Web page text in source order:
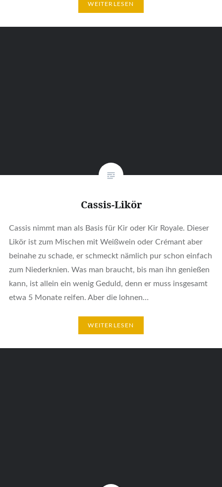
WEITERLESEN
Cassis-Likör
Cassis nimmt man als Basis für Kir oder Kir Royale. Dieser
Likör ist zum Mischen mit Weißwein oder Crémant aber
beinahe zu schade, er schmeckt nämlich pur schon einfach
zum Niederknien. Was man braucht, bis man ihn genießen
kann, ist allein ein wenig Geduld, denn er muss insgesamt
etwa 5 Monate reifen. Aber die lohnen…
WEITERLESEN